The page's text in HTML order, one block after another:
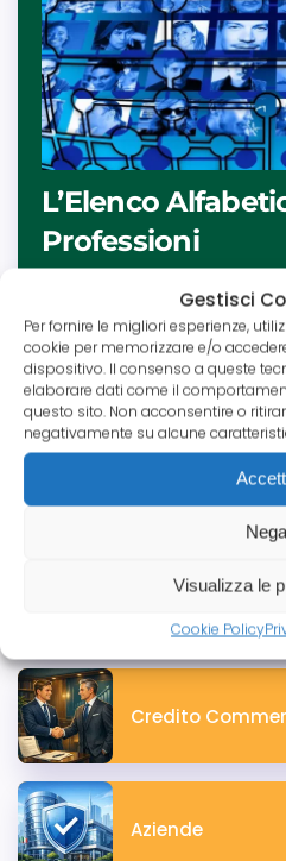
Gestisci
Per fornire le migliori esperienze,
cookie per memorizzare e/o
dispositivo. Il consenso a queste
elaborare dati come il
questo sito. Non acconsentire o
negativamente su alcune
Nega
Visualizza le
Cookie Policy
L’Elenco
Professioni
Guida completa e punto di
professionisti in Italia:
regolamentate, degli
sull’obbligo di polizza RC
Leggi tutto
Credito
Aziende